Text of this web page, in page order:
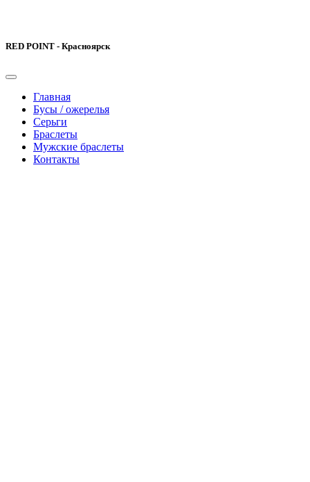
RED POINT - Красноярск
Главная
Бусы / ожерелья
Серьги
Браслеты
Мужские браслеты
Контакты